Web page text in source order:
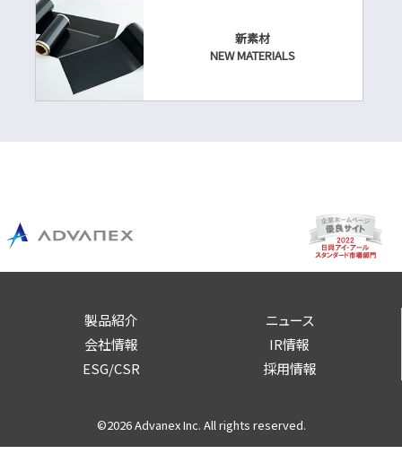
新素材
NEW MATERIALS
製品紹介
ニュース
会社情報
IR情報
ESG/CSR
採用情報
©2026 Advanex Inc. All rights reserved.